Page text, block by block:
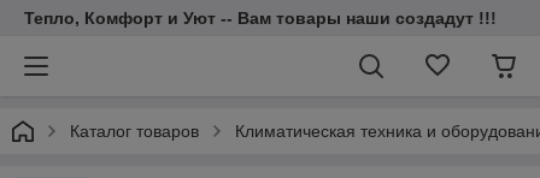
Тепло, Комфорт и Уют -- Вам товары наши создадут !!!
Каталог товаров Климатическая техника и